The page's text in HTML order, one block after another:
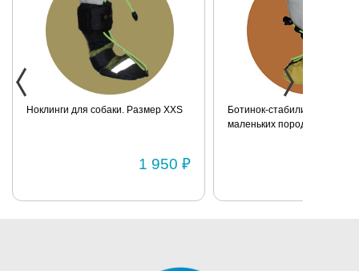
Ноклинги для собаки. Размер XXS
1 950 ₽
Ботинок-стабилизатор для
маленьких пород для